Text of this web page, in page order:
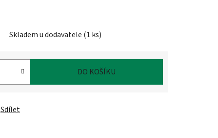
Skladem u dodavatele (1 ks)
DO KOŠÍKU
Sdílet